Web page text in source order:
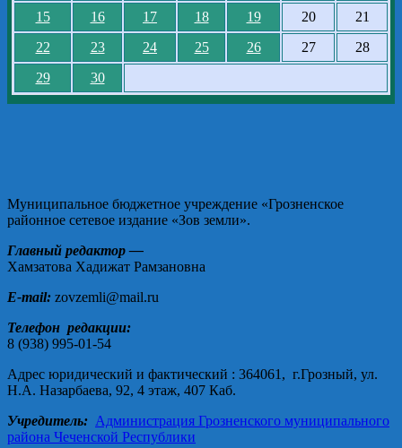
15
16 17 18 19 20
21
22
23 24 25 26 27
28
29
30
Муниципальное бюджетное учреждение «Грозненское
районное сетевое издание «Зов земли».
Главный редактор —
Хамзатова Хадижат Рамзановна
E-mail: zovzemli@mail.ru
Телефон редакции:
8 (938) 995-01-54
Адрес юридический и фактический : 364061, г.Грозный, ул.
Н.А. Назарбаева, 92, 4 этаж, 407 Каб.
Учредитель: Администрация Грозненского муниципального
района Чеченской Республики